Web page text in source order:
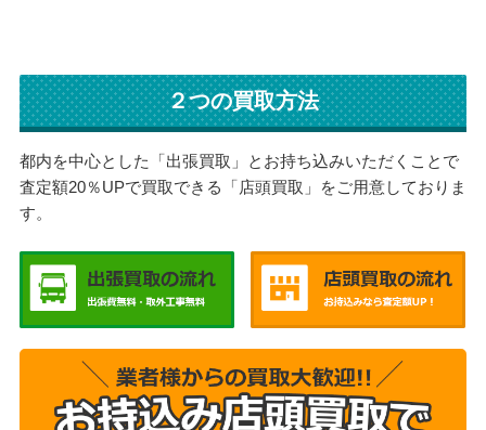
２つの買取方法
都内を中心とした「出張買取」とお持ち込みいただくことで
査定額20％UPで買取できる「店頭買取」をご用意しておりま
す。